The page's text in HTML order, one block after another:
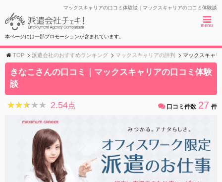
マックスキャリアの口コミ体験談｜マックスキャリアの口コミ体験談
menu
本ページには一部プロモーションが含まれています。
TOP 派遣会社のおすすめランキング マックスキャリアの評判 マックスキャ
きなこさんの口コミ｜マックスキャリアの口コミ体験
談
★★★★★
★★★★★ 2.54点 口コミ件数 27 件